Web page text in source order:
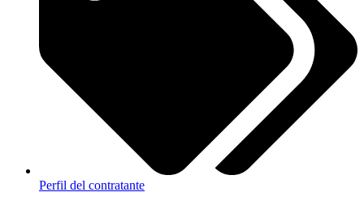
Perfil del contratante